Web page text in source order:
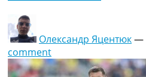
Олександр Яцентюк—
comment